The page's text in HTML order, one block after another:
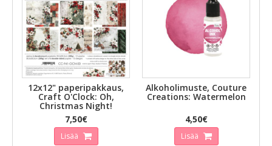
12x12" paperipakkaus,
Craft O'Clock: Oh,
Christmas Night!
7,50€
Lisää
Alkoholimuste, Couture
Creations: Watermelon
4,50€
Lisää